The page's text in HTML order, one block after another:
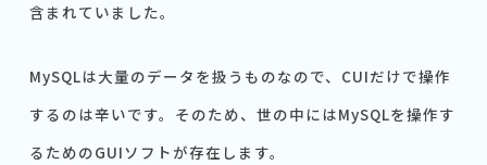
含まれていました。
MySQLは大量のデータを扱うものなので、CUIだけで操作
するのは辛いです。そのため、世の中にはMySQLを操作す
るためのGUIソフトが存在します。